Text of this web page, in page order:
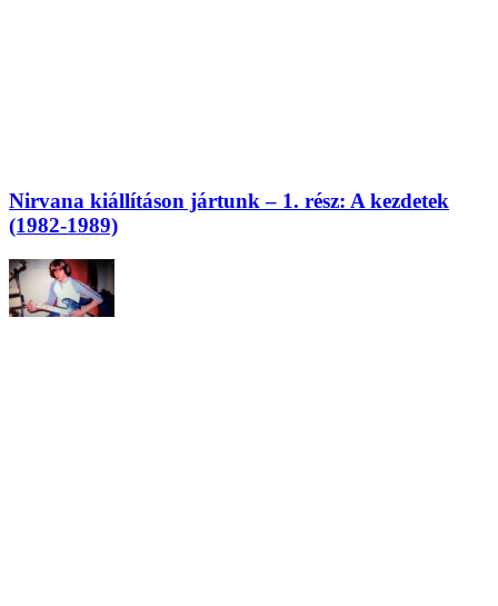
Nirvana kiállításon jártunk – 1. rész: A kezdetek
(1982-1989)